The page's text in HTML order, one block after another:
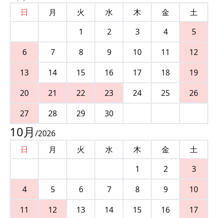
日
月 火 水 木 金
土
1
2 3 4
5
6
7 8 9 10 11
12
13
14 15 16 17 18
19
20
21 22 23 24 25
26
27
28 29 30
10月 /2026
日
月 火 水 木 金
土
1
2
3
4
5 6 7 8 9
10
11
12 13 14 15 16 17